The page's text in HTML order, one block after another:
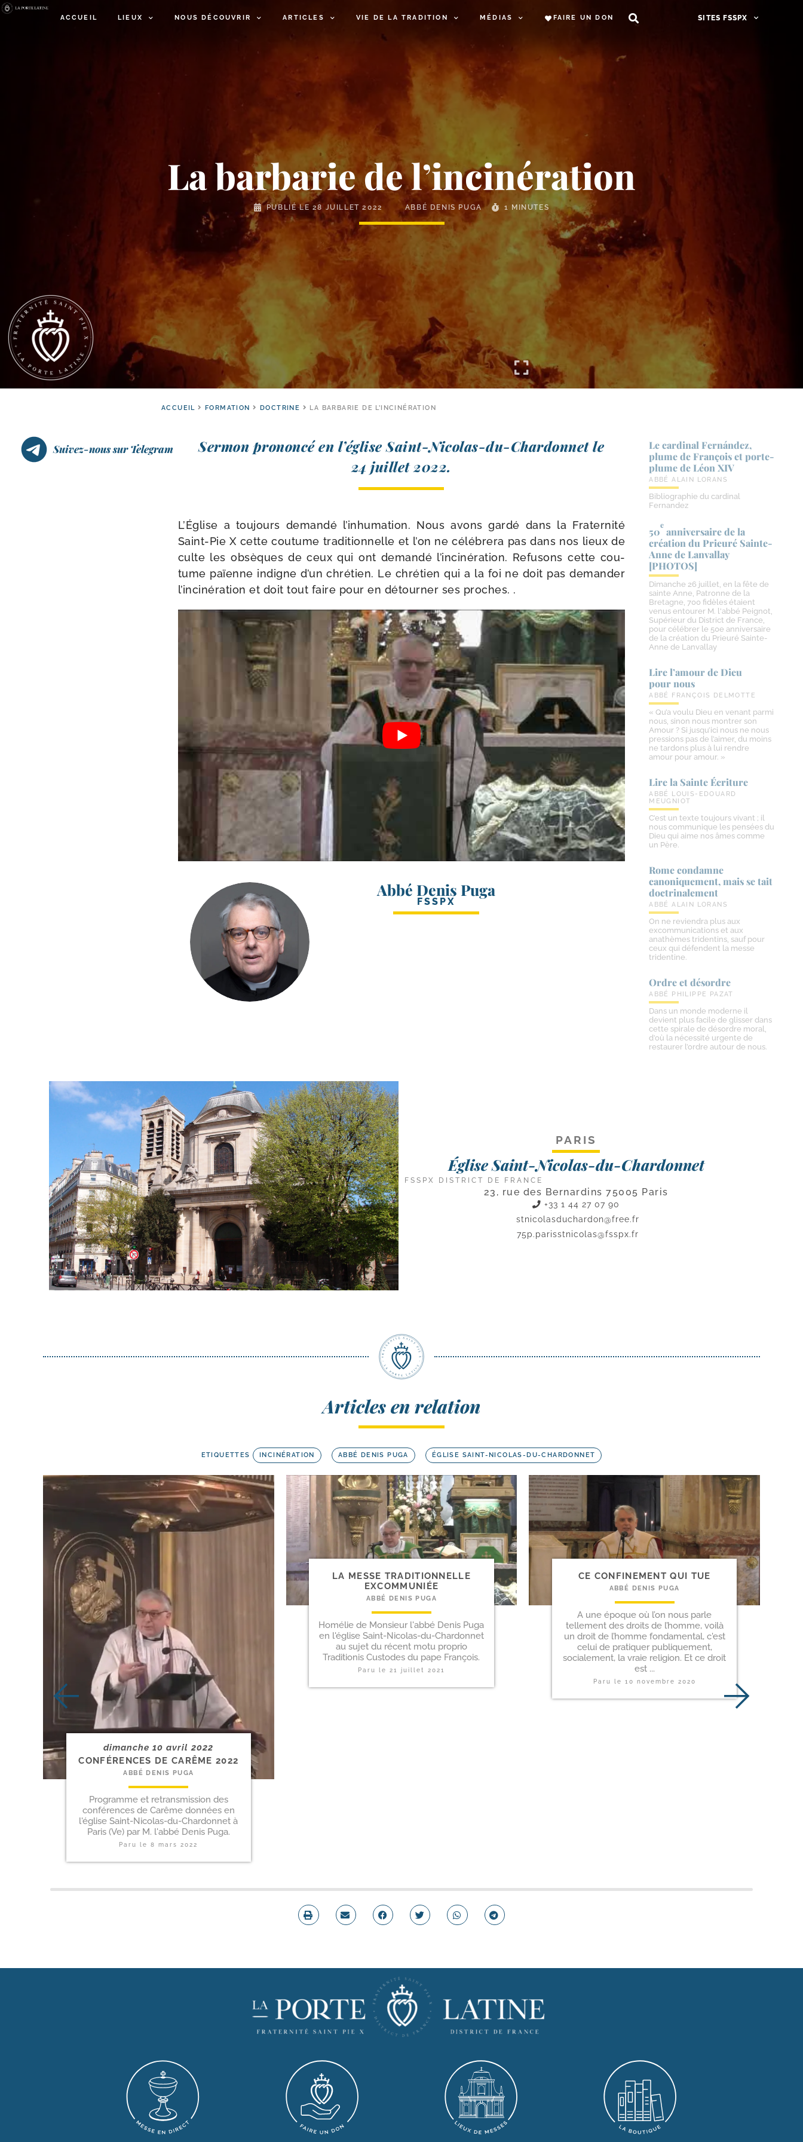
ACCUEIL LIEUX NOUS DÉCOUVRIR ARTICLES VIE DE LA TRADITION MÉDIAS FAIRE UN DON SITES FSSPX
La barbarie de l’incinération
PUBLIÉ LE28 JUILLET 2022 ABBÉ DENIS PUGA 1 MINUTES
ACCUEIL FORMATION DOCTRINE LA BARBARIE DE L’INCINÉRATION
Suivez-nous sur Telegram
Sermon pro­non­cé en l’église Saint-​Nicolas-​du-​Chardonnet le
24 juillet 2022.
L’Église a tou­jours deman­dé l’in­hu­ma­tion. Nous avons gar­dé dans la Fraternité
Saint-​Pie X cette cou­tume tra­di­tion­nelle et l’on ne célé­bre­ra pas dans nos lieux de
culte les obsèques de ceux qui ont deman­dé l’in­ci­né­ra­tion. Refusons cette cou­
tume païenne indigne d’un chré­tien. Le chré­tien qui a la foi ne doit pas deman­der
l’in­ci­né­ra­tion et doit tout faire pour en détour­ner ses proches. .
Abbé Denis Puga
FSSPX
Le cardinal Fernández,
plume de François et porte-​
plume de Léon XIV
ABBÉ ALAIN LORANS
Bibliographie du cardinal
Fernandez
50
e
anniversaire de la
création du Prieuré Sainte-​
Anne de Lanvallay
[PHOTOS]
Dimanche 26 juillet, en la fête de
sainte Anne, Patronne de la
Bretagne, 700 fidèles étaient
venus entourer M. l'abbé Peignot,
Supérieur du District de France,
pour célébrer le 50e anniversaire
de la création du Prieuré Sainte-
Anne de Lanvallay
Lire l’amour de Dieu
pour nous
ABBÉ FRANÇOIS DELMOTTE
« Qu’a voulu Dieu en venant parmi
nous, sinon nous montrer son
Amour ? Si jusqu’ici nous ne nous
pressions pas de l’aimer, du moins
ne tardons plus à lui rendre
amour pour amour. »
Lire la Sainte Écriture
ABBÉ LOUIS-EDOUARD
MEUGNIOT
C’est un texte toujours vivant ; il
nous communique les pensées du
Dieu qui aime nos âmes comme
un Père.
Rome condamne
canoniquement, mais se tait
doctrinalement
ABBÉ ALAIN LORANS
On ne reviendra plus aux
excommunications et aux
anathèmes tridentins, sauf pour
ceux qui défendent la messe
tridentine.
Ordre et désordre
ABBÉ PHILIPPE PAZAT
Dans un monde moderne il
devient plus facile de glisser dans
cette spirale de désordre moral,
d’où la nécessité urgente de
restaurer l’ordre autour de nous.
PARIS
Église Saint-Nicolas-du-Chardonnet
FSSPX DISTRICT DE FRANCE
23, rue des Bernardins 75005 Paris
+33 1 44 27 07 90
stnicolasduchardon@free.fr
75p.parisstnicolas@fsspx.fr
Articles en relation
ETIQUETTES INCINÉRATION ABBÉ DENIS PUGA ÉGLISE SAINT-NICOLAS-DU-CHARDONNET
dimanche 10 avril 2022
CONFÉRENCES DE CARÊME 2022
ABBÉ DENIS PUGA
Programme et retransmission des
conférences de Carême données en
l'église Saint-Nicolas-du-Chardonnet à
Paris (Ve) par M. l'abbé Denis Puga.
Paru le8 mars 2022
LA MESSE TRADITIONNELLE
EXCOMMUNIÉE
ABBÉ DENIS PUGA
Homélie de Monsieur l'abbé Denis Puga
en l'église Saint-Nicolas-du-Chardonnet
au sujet du récent motu proprio
Traditionis Custodes du pape François.
Paru le 21 juillet 2021
CE CONFINEMENT QUI TUE
ABBÉ DENIS PUGA
A une époque où l’on nous parle
tellement des droits de l’homme, voilà
un droit de l’homme fondamental, c'est
celui de pratiquer publiquement,
socialement, la vraie religion. Et ce droit
est ...
Paru le 10 novembre 2020